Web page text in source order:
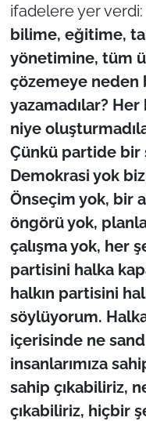
ifadelere yer verdi:
bilime, eğitime,
yönetimine, tüm
çözemeye neden
yazamadılar?
niye
Çünkü partide bir
Demokrasi yok
Önseçim yok, bir
öngörü yok,
çalışma yok, her
partisini halka
halkın partisini
söylüyorum.
içerisinde ne
insanlarımıza
sahip çıkabiliriz,
çıkabiliriz, hiçbir